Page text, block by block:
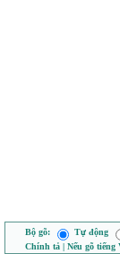
Bộ gõ: Tự động
Chính tả | Nếu gõ tiếng